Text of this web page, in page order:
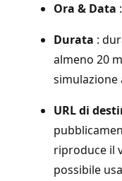
Ora & Data
Durata :
almeno 20
URL di
riproduce il
possibile